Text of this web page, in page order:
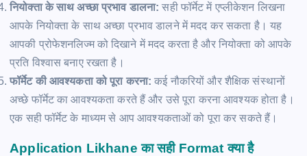
नियोक्ता के साथ अच्छा प्रभाव डालना: सही फॉर्मेट में एप्लीकेशन लिखना
आपके नियोक्ता के साथ अच्छा प्रभाव डालने में मदद कर सकता है। यह
आपकी प्रोफेशनलिज्म को दिखाने में मदद करता है और नियोक्ता को आपके
प्रति विश्वास बनाए रखता है।
फॉर्मेट की आवश्यकता को पूरा करना: कई नौकरियों और शैक्षिक संस्थानों
अच्छे फॉर्मेट का आवश्यकता करते हैं और उसे पूरा करना आवश्यक होता है।
एक सही फॉर्मेट के माध्यम से आप आवश्यकताओं को पूरा कर सकते हैं।
Application Likhane का सही Format क्या है